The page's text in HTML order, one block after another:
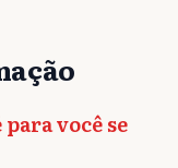
para você se